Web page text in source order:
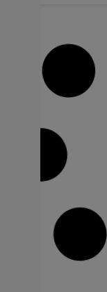
Teresa
Jesús
Alfons Roig
Els membres
la Batlia de la